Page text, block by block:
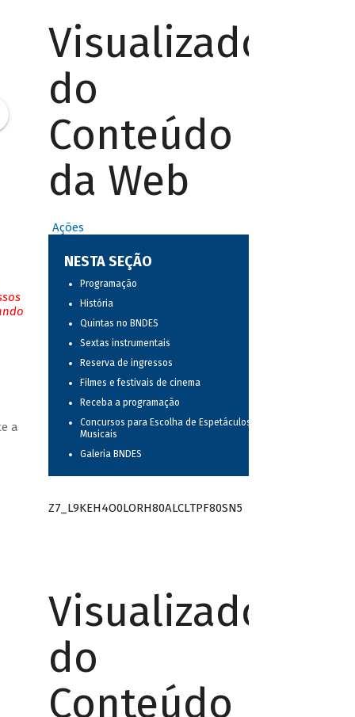
a
Visualizador
do
Conteúdo
da Web
Ações
NESTA SEÇÃO
Programação
História
Quintas no BNDES
Sextas instrumentais
Reserva de ingressos
Filmes e festivais de cinema
Receba a programação
Concursos para Escolha de Espetáculos
Musicais
Galeria BNDES
Z7_L9KEH4O0LORH80ALCLTPF80SN5
Visualizador
do
Conteúdo